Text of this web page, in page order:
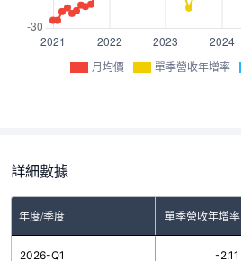
月均價 單季營收年增率
詳細數據
年度/季度 單季營收年增率
2026-Q1 -2.11